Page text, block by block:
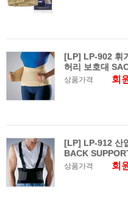
[LP] LP-902 휘
허리 보호대
상품가격 회
[LP] LP-912 산
BACK
상품가격 회